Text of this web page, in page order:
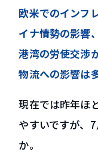
欧米でのインフ
イナ情勢の影響
港湾の労使交渉
物流への影響は
現在では昨年ほ
やすいですが、
か。